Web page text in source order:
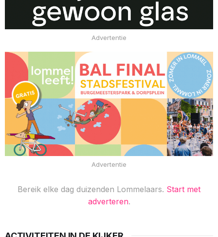
Advertentie
Advertentie
Bereik elke dag duizenden Lommelaars. Start met
adverteren.